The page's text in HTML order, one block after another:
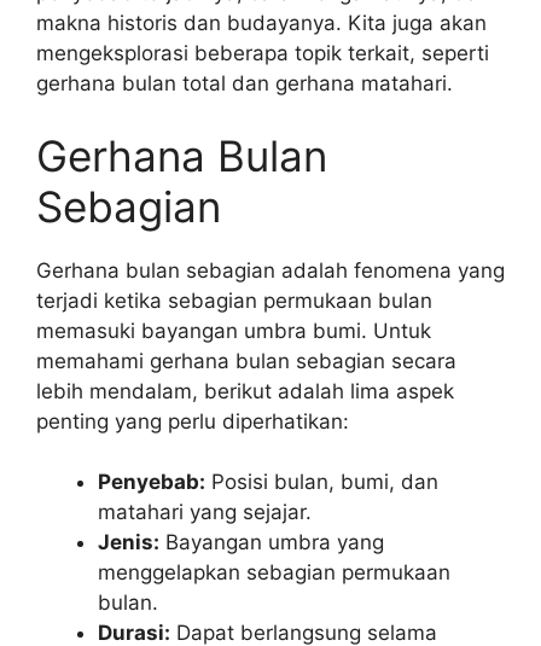
makna historis dan budayanya. Kita juga akan
mengeksplorasi beberapa topik terkait, seperti
gerhana bulan total dan gerhana matahari.
Gerhana Bulan
Sebagian
Gerhana bulan sebagian adalah fenomena yang
terjadi ketika sebagian permukaan bulan
memasuki bayangan umbra bumi. Untuk
memahami gerhana bulan sebagian secara
lebih mendalam, berikut adalah lima aspek
penting yang perlu diperhatikan:
Penyebab: Posisi bulan, bumi, dan
matahari yang sejajar.
Jenis: Bayangan umbra yang
menggelapkan sebagian permukaan
bulan.
Durasi: Dapat berlangsung selama